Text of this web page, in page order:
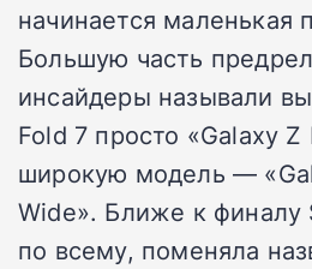
начинается маленькая
Большую часть
инсайдеры называли
Fold 7 просто «Galaxy Z
широкую модель —
Wide». Ближе к финалу
по всему, поменяла